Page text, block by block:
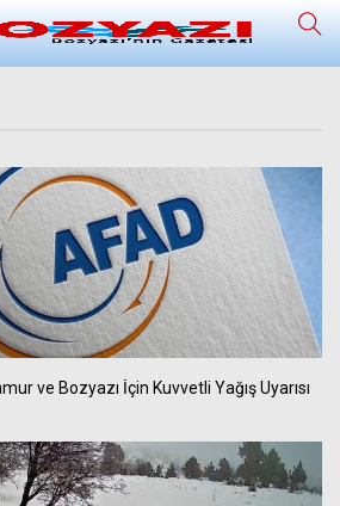
ve Bozyazı İçin Kuvvetli Yağış Uyarısı